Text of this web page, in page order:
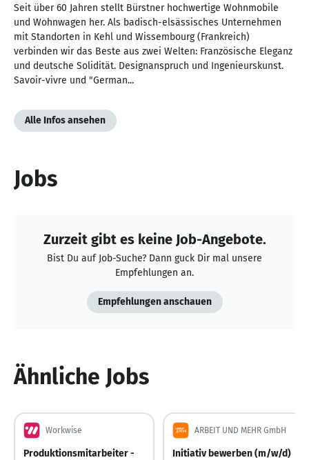
Seit über 60 Jahren stellt Bürstner hochwertige Wohnmobile
und Wohnwagen her. Als badisch-elsässisches Unternehmen
mit Standorten in Kehl und Wissembourg (Frankreich)
verbinden wir das Beste aus zwei Welten: Französische Eleganz
und deutsche Solidität. Designanspruch und Ingenieurskunst.
Savoir-vivre und "German...
Alle Infos ansehen
Jobs
Zurzeit gibt es keine Job-Angebote.
Bist Du auf Job-Suche? Dann guck Dir mal unsere
Empfehlungen an.
Empfehlungen anschauen
Ähnliche Jobs
Workwise
Produktionsmitarbeiter -
ARBEIT UND MEHR GmbH
Initiativ bewerben (m/w/d)